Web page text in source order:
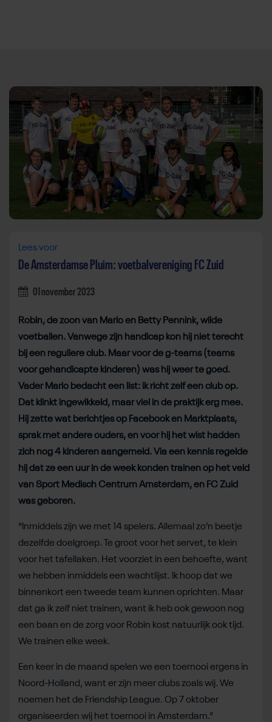
Direct door naar content
Lees voor
De Amsterdamse Pluim: voetbalvereniging FC Zuid
01 november 2023
Robin, de zoon van Mario en Betty Pennink, wilde
voetballen. Vanwege zijn handicap kon hij niet terecht
bij een reguliere club. Maar voor de g-teams (teams
voor gehandicapte kinderen) was hij weer te goed.
Vader Mario bedacht een list: ik richt zelf een club op.
Dat klinkt ingewikkeld, maar viel in de praktijk erg mee.
Hij zette wat berichtjes op Facebook en Marktplaats,
sprak met andere ouders, en voor hij het wist hadden
zich nog 4 kinderen aangemeld. Via een kennis regelde
hij dat ze een uur in de week konden trainen op het veld
van Sport Medisch Centrum Amsterdam, en FC Zuid
was geboren.
“Inmiddels zijn we met 14 spelers. Allemaal zo’n beetje
dezelfde doelgroep. Te groot voor het servet, te klein
voor het tafellaken. Het voorziet in een behoefte, want
we hebben inmiddels een wachtlijst. Ik hoop dat we
binnenkort een tweede team kunnen oprichten. Maar
dat ga ik zelf niet trainen, want ik heb ook gewoon nog
een baan en de zorg voor Robin kost natuurlijk ook tijd.
We trainen elke week.
Een keer in de maand spelen we een toernooi ergens in
Noord-Holland, want er zijn meer clubs zoals wij. We
noemen het de Friendship League. Op 7 oktober
organiseerden wij het toernooi in Amsterdam.”